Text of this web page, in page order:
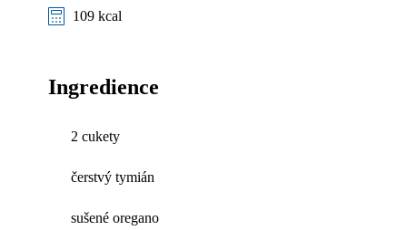
109 kcal
Ingredience
2 cukety
čerstvý tymián
sušené oregano